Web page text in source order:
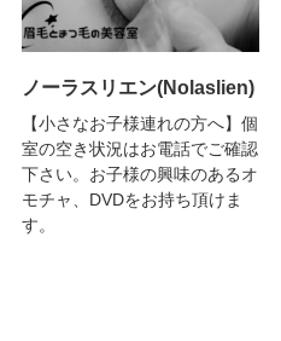
ノーラスリエン(Nolaslien)
【小さなお子様連れの方へ】個
室の空き状況はお電話でご確認
下さい。お子様の興味のあるオ
モチャ、DVDをお持ち頂けま
す。